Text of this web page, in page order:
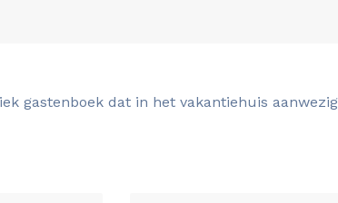
gastenboek dat in het vakantiehuis